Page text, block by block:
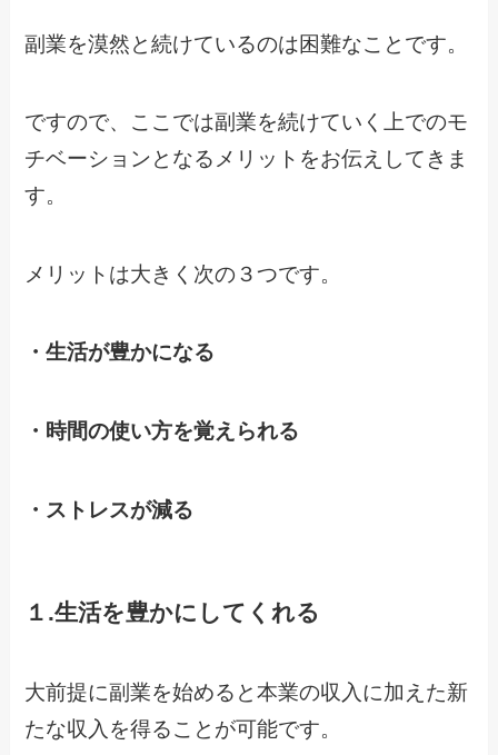
副業を漠然と続けているのは困難なことです。
ですので、ここでは副業を続けていく上でのモ
チベーションとなるメリットをお伝えしてきま
す。
メリットは大きく次の３つです。
・生活が豊かになる
・時間の使い方を覚えられる
・ストレスが減る
１.生活を豊かにしてくれる
大前提に副業を始めると本業の収入に加えた新
たな収入を得ることが可能です。